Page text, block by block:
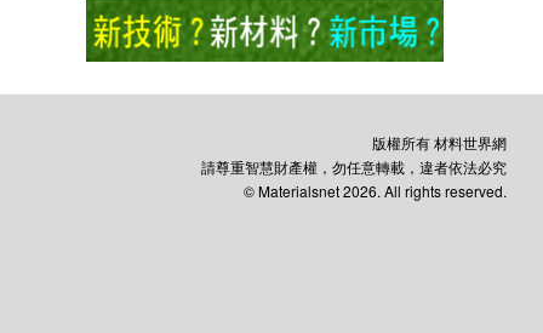
版權所有 材料世界網
請尊重智慧財產權，勿任意轉載，違者依法必究
© Materialsnet 2026. All rights reserved.